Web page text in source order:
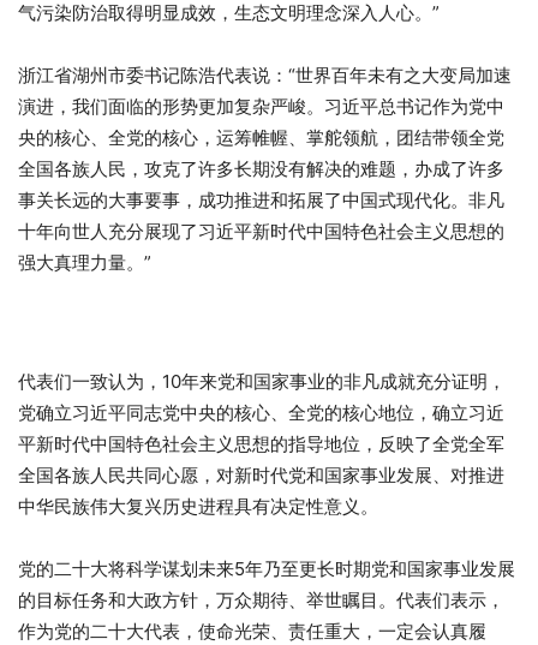
气污染防治取得明显成效，生态文明理念深入人心。”
浙江省湖州市委书记陈浩代表说：“世界百年未有之大变局加速
演进，我们面临的形势更加复杂严峻。习近平总书记作为党中
央的核心、全党的核心，运筹帷幄、掌舵领航，团结带领全党
全国各族人民，攻克了许多长期没有解决的难题，办成了许多
事关长远的大事要事，成功推进和拓展了中国式现代化。非凡
十年向世人充分展现了习近平新时代中国特色社会主义思想的
强大真理力量。”
代表们一致认为，10年来党和国家事业的非凡成就充分证明，
党确立习近平同志党中央的核心、全党的核心地位，确立习近
平新时代中国特色社会主义思想的指导地位，反映了全党全军
全国各族人民共同心愿，对新时代党和国家事业发展、对推进
中华民族伟大复兴历史进程具有决定性意义。
党的二十大将科学谋划未来5年乃至更长时期党和国家事业发展
的目标任务和大政方针，万众期待、举世瞩目。代表们表示，
作为党的二十大代表，使命光荣、责任重大，一定会认真履